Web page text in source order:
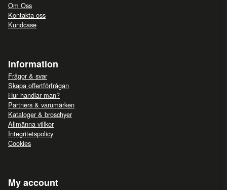
Om Oss
Kontakta oss
Kundcase
Information
Frågor & svar
Skapa offertförfrågan
Hur handlar man?
Partners & varumärken
Kataloger & broschyer
Allmänna villkor
Integritetspolicy
Cookies
My account